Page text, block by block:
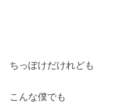
ちっぽけだけれども
こんな僕でも